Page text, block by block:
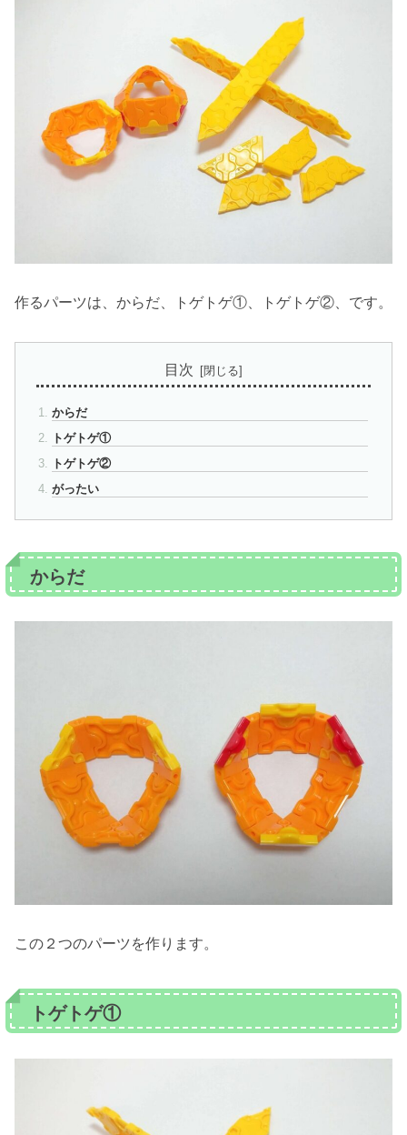
作るパーツは、からだ、トゲトゲ①、トゲトゲ②、です。
目次
からだ
トゲトゲ①
トゲトゲ②
がったい
からだ
この２つのパーツを作ります。
トゲトゲ①